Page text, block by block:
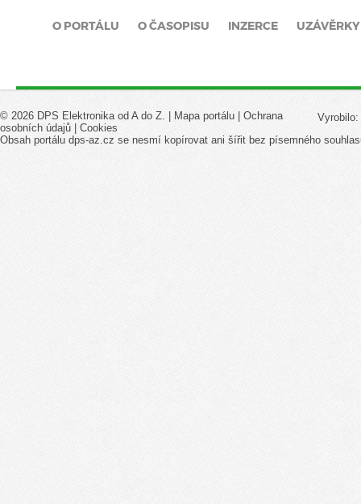
O PORTÁLU O ČASOPISU INZERCE UZÁVĚRKY
Vyrobilo:
© 2026 DPS Elektronika od A do Z. | Mapa portálu
Ochrana
osobních údajů
Cookies
Obsah portálu dps-az.cz se nesmí kopírovat ani šířit bez písemného